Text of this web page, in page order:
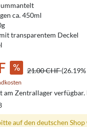
ca. 450ml
transparentem Deckel
21.00 CHF
am Zentrallager verfügbar.
auf den deutschen